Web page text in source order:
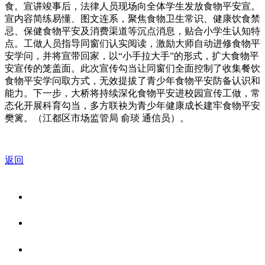
食。宣讲竣事后，法律人员现场向全体学生发放食物平安宣。
宣内容简练易懂、图文连系，聚焦食物卫生常识、健康饮食禁
忌、保健食物平安及消费渠道等沉点消息，贴合小学生认知特
点。工做人员指导同窗们认实阅读，激励大师自动进修食物平
安学问，并将宣带回家，以“小手拉大手”的形式，扩大食物平
安宣传的笼盖面。此次宣传勾当让同窗们全面控制了收集餐饮
食物平安学问取方式，无效提拔了青少年食物平安防备认识和
能力。下一步，大桥将持续深化食物平安进校园宣传工做，常
态化开展科育勾当，多方联袂为青少年健康成长建牢食物平安
樊篱。（江都区市场监管局 俞琰 通信员）。
返回